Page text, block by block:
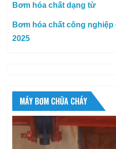
Bơm hóa chất dạng từ
Bơm hóa chất công
2025
MÁY BƠM CHỮA CHÁY
Trình
chơi